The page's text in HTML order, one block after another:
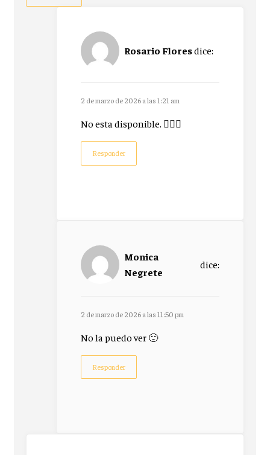
Rosario Floresdice:
2 de marzo de 2026 a las 1:21 am
No esta disponible. 🤷🏻‍♀️
Responder
Monica
Negrete
dice:
2 de marzo de 2026 a las 11:50 pm
No la puedo ver 🙁
Responder